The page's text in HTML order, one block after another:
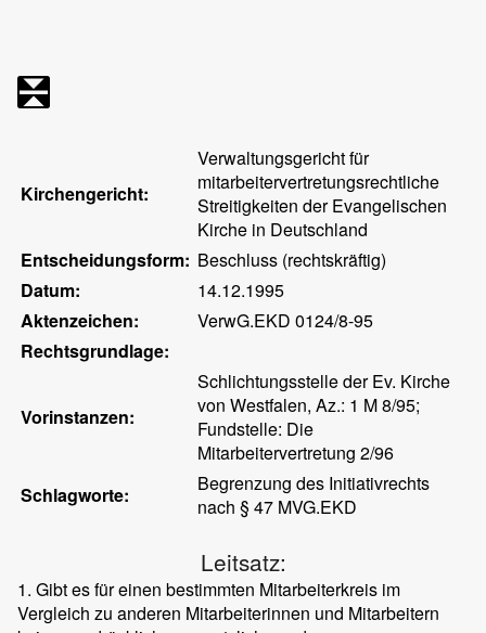
Kirchengericht:
Verwaltungsgericht für
mitarbeitervertretungsrechtliche
Streitigkeiten der Evangelischen
Kirche in Deutschland
Entscheidungsform: Beschluss (rechtskräftig)
Datum:
14.12.1995
Aktenzeichen:
VerwG.EKD 0124/8-95
Rechtsgrundlage:
Vorinstanzen:
Schlichtungsstelle der Ev. Kirche
von Westfalen, Az.: 1 M 8/95;
Fundstelle: Die
Mitarbeitervertretung 2/96
Schlagworte:
Begrenzung des Initiativrechts
nach § 47 MVG.EKD
Leitsatz:
1. Gibt es für einen bestimmten Mitarbeiterkreis im
Vergleich zu anderen Mitarbeiterinnen und Mitarbeitern